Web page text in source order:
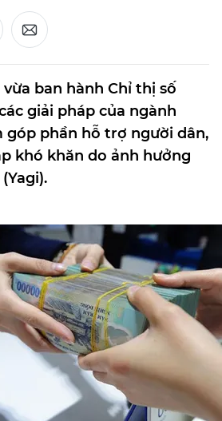
vừa ban hành Chỉ thị số
giải pháp của ngành
góp phần hỗ trợ người dân,
khó khăn do ảnh hưởng